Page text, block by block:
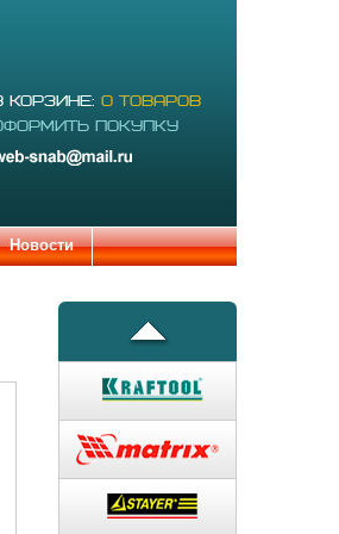
Новости
КОРЗИНЕ: 0 ТОВАРОВ
ПОКУПКУ